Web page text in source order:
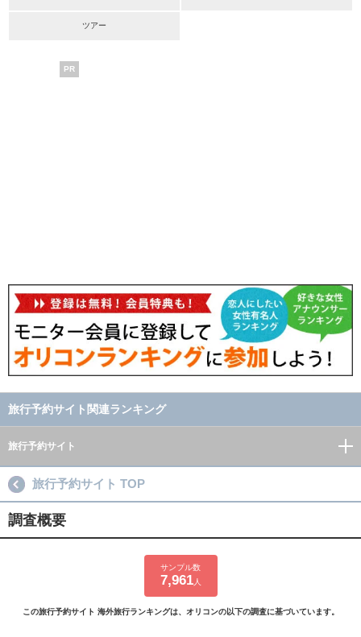
ツアー
PR
旅行予約サイト関連ランキング
旅行予約サイト
旅行予約サイト TOP
調査概要
サンプル数
7,961人
この旅行予約サイト 海外旅行ランキングは、オリコンの以下の調査に基づいています。